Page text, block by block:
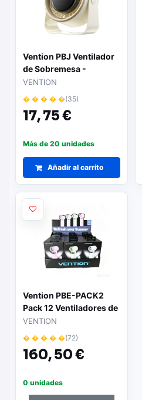
Vention PBJ Ventilador
de Sobremesa -
Velocidad Maxima
2500RPM - Bateria de
3000mAh - Modo
Noche - Pantalla -
Color Beige
VENTION
� � � � �(35)
17,75 €
Más de 20 unidades
Añadir al carrito
Vention PBE-PACK2
Pack 12 Ventiladores de
Mano - Velocidad
Maxima 17000RPM -
Nivel Regulable de 1 a
100 - Bateria de
LED - Conexion USB-C -
Ligero y Compacto -
VENTION
� � � � �(72)
160,50 €
0 unidades